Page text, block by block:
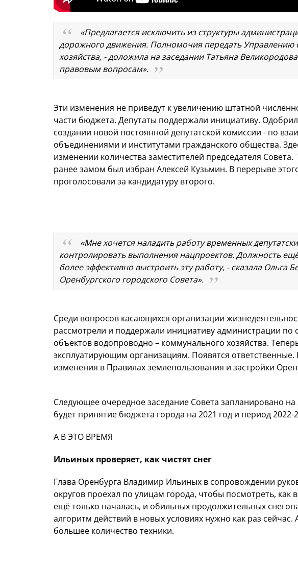
«Предлагается исключить из структуры
дорожного движения. Полномочия передать Управлению
хозяйства, - доложила на заседании Татьяна
правовым вопросам».
Эти изменения не приведут к увеличению штатной
части бюджета. Депутаты поддержали инициативу.
создании новой постоянной депутатской комиссии - по
объединениями и институтами гражданского общества.
изменении количества заместителей председателя
ранее замом был избран Алексей Кузьмин. В перерыве
проголосовали за кандидатуру второго.
«Мне хочется наладить работу временных
контролировать выполнения нацпроектов. Должность
более эффективно выстроить эту работу, - сказала Ольга
Оренбургского городского Совета».
Среди вопросов касающихся организации
рассмотрели и поддержали инициативу администрации
объектов водопроводно – коммунального хозяйства.
эксплуатирующим организациям. Появятся ответственные.
изменения в Правилах землепользования и застройки
Следующее очередное заседание Совета запланировано
будет принятие бюджета города на 2021 год и период 2022-
А В ЭТО ВРЕМЯ
Ильиных проверяет, как чистят снег
Глава Оренбурга Владимир Ильиных в сопровождении
округов проехал по улицам города, чтобы посмотреть, как
ещё только началась, и обильных продолжительных
алгоритм действий в новых условиях нужно как раз
большее количество техники.